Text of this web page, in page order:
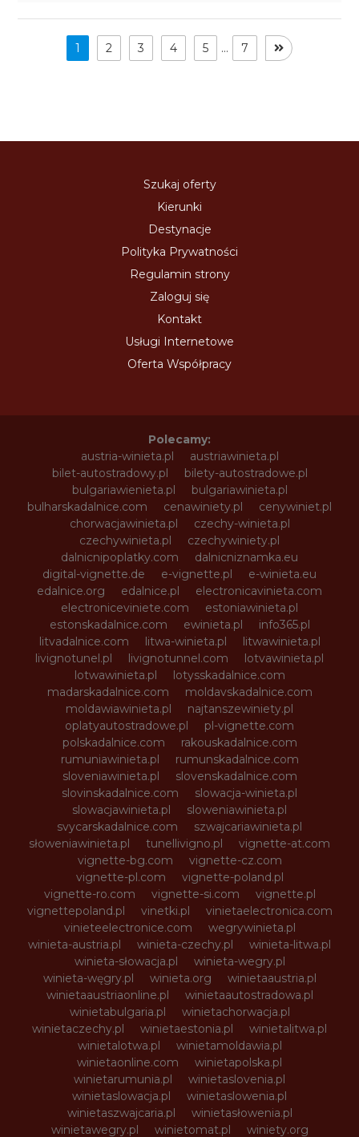
1 2 3 4 5 ... 7
Szukaj oferty
Kierunki
Destynacje
Polityka Prywatności
Regulamin strony
Zaloguj się
Kontakt
Usługi Internetowe
Oferta Współpracy
Polecamy:
austria-winieta.pl
austriawinieta.pl
bilet-autostradowy.pl
bilety-autostradowe.pl
bulgariawienieta.pl
bulgariawinieta.pl
bulharskadalnice.com
cenawiniety.pl
cenywiniet.pl
chorwacjawinieta.pl
czechy-winieta.pl
czechywinieta.pl
czechywiniety.pl
dalnicnipoplatky.com
dalnicniznamka.eu
digital-vignette.de
e-vignette.pl
e-winieta.eu
edalnice.org
edalnice.pl
electronicavinieta.com
electroniceviniete.com
estoniawinieta.pl
estonskadalnice.com
ewinieta.pl
info365.pl
litvadalnice.com
litwa-winieta.pl
litwawinieta.pl
livignotunel.pl
livignotunnel.com
lotvawinieta.pl
lotwawinieta.pl
lotysskadalnice.com
madarskadalnice.com
moldavskadalnice.com
moldawiawinieta.pl
najtanszewiniety.pl
oplatyautostradowe.pl
pl-vignette.com
polskadalnice.com
rakouskadalnice.com
rumuniawinieta.pl
rumunskadalnice.com
sloveniawinieta.pl
slovenskadalnice.com
slovinskadalnice.com
slowacja-winieta.pl
slowacjawinieta.pl
sloweniawinieta.pl
svycarskadalnice.com
szwajcariawinieta.pl
słoweniawinieta.pl
tunellivigno.pl
vignette-at.com
vignette-bg.com
vignette-cz.com
vignette-pl.com
vignette-poland.pl
vignette-ro.com
vignette-si.com
vignette.pl
vignettepoland.pl
vinetki.pl
vinietaelectronica.com
vinieteelectronice.com
wegrywinieta.pl
winieta-austria.pl
winieta-czechy.pl
winieta-litwa.pl
winieta-słowacja.pl
winieta-wegry.pl
winieta-węgry.pl
winieta.org
winietaaustria.pl
winietaaustriaonline.pl
winietaautostradowa.pl
winietabulgaria.pl
winietachorwacja.pl
winietaczechy.pl
winietaestonia.pl
winietalitwa.pl
winietalotwa.pl
winietamoldawia.pl
winietaonline.com
winietapolska.pl
winietarumunia.pl
winietaslovenia.pl
winietaslowacja.pl
winietaslowenia.pl
winietaszwajcaria.pl
winietasłowenia.pl
winietawegry.pl
winietomat.pl winiety.org